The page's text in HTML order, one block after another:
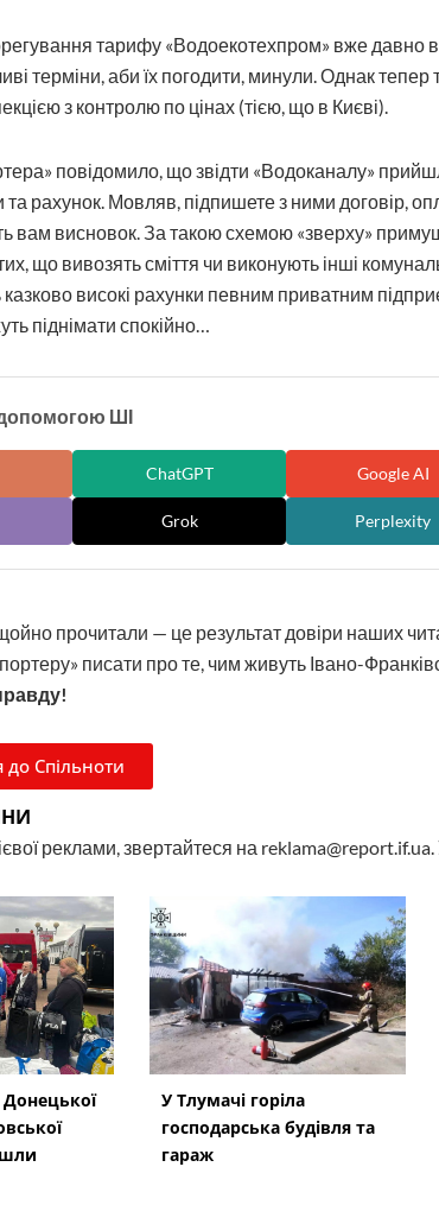
тарифу «Водоекотехпром» вже давно
терміни, аби їх погодити, минули. Однак
з контролю по цінах (тією, що в Києві).
повідомило, що звідти «Водоканалу»
та рахунок. Мовляв, підпишете з ними договір,
вам висновок. За такою схемою «зверху»
що вивозять сміття чи виконують інші
високі рахунки певним приватним
піднімати спокійно…
ШІ
ChatGPT Google AI
Grok Perplexity
прочитали — це результат довіри наших
писати про те, чим живуть Івано-
Спільноти
реклами, звертайтеся на
У Тлумачі горіла
господарська будівля та
гараж